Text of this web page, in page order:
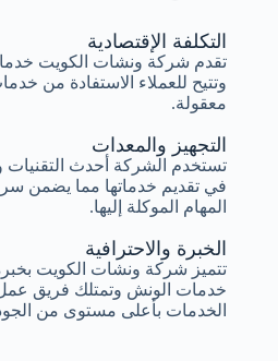
الخبرة والاحترافية
تتميز شركة ونشات الكويت
خدمات الونش وتمتلك فريق
الخدمات بأعلى مستوى من
التجهيز والمعدات
تستخدم الشركة أحدث التقنيات
في تقديم خدماتها مما يضمن
المهام الموكلة إليها.
التكلفة الإقتصادية
تقدم شركة ونشات الكويت
وتتيح للعملاء الاستفادة من
معقولة.